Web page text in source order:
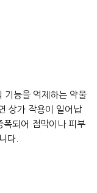
기능을 억제하는 약물
상가 작용이 일어납
폭되어 점막이나 피부
다.